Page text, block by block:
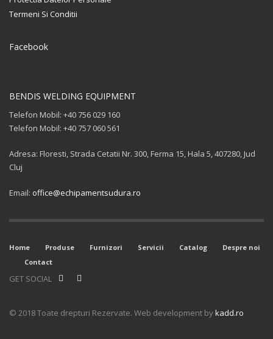
Termeni Si Conditii
Facebook
BENDIS WELDING EQUIPMENT
Telefon Mobil: +40 756 029 160
Telefon Mobil: +40 757 060 561
Adresa: Floresti, Strada Cetatii Nr. 300, Ferma 15, Hala 5, 407280, Jud
Cluj
Email: office@echipamentsudura.ro
Home Produse Furnizori Servicii Catalog
Despre noi
Contact
GET SOCIAL
© 2018 Toate drepturi Rezervate. Web development bykadd.ro